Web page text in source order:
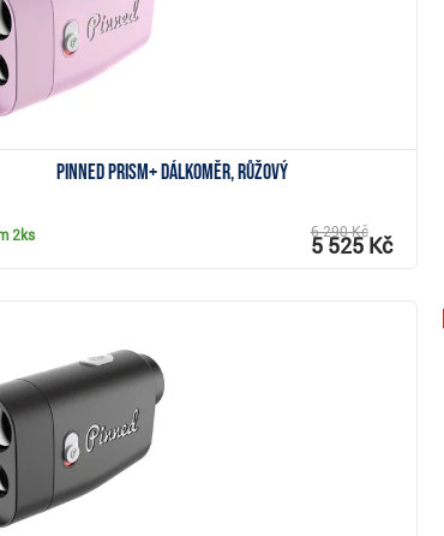
Pinned Prism+ dálkoměr, růžový
2ks 6 290 Kč
5 525 Kč
Zobrazit